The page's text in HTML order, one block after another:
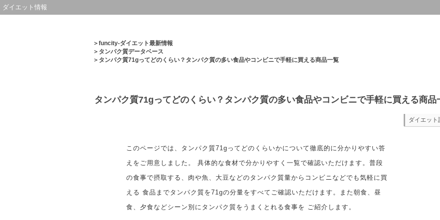
ダイエット情報
＞funcity-ダイエット最新情報
＞ タンパク質データベース
＞タンパク質71gってどのくらい？タンパク質の多い食品やコンビニで手軽に買える商品一覧
タンパク質71gってどのくらい？タンパク質の多い食品やコンビニで手軽に買える商品
このページでは、タンパク質71gってどのくらいかについて徹底的に分かりやすい答
えをご用意しました。 具体的な食材で分かりやすく一覧で確認いただけます。普段
の食事で摂取する、肉や魚、大豆などのタンパク質量からコンビニなどでも気軽に買
える 食品までタンパク質を71gの分量をすべてご確認いただけます。また朝食、昼
食、夕食などシーン別にタンパク質をうまくとれる食事を ご紹介します。
ダイエット